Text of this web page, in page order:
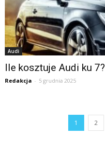
Audi
Ile kosztuje Audi ku 7?
Redakcja - 5 grudnia 2025
1 2